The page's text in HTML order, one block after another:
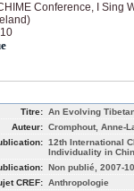
Conference, I Sing
Titre: An Evolving
Auteur: Cromphout, Anne-
12th International
Individuality in
Non publié, 2007-10
CREF: Anthropologie